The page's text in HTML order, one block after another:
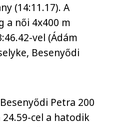
(14:11.17). A
a női 4x400 m
vel (Ádám
Besenyődi
Petra 200
cel a hatodik